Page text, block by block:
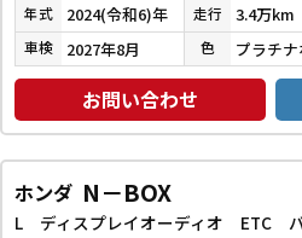
年式 2024(令和6)年 走行 3.4万km
車検 2027年8月 色
お問い合わせ
ホンダ N－BOX